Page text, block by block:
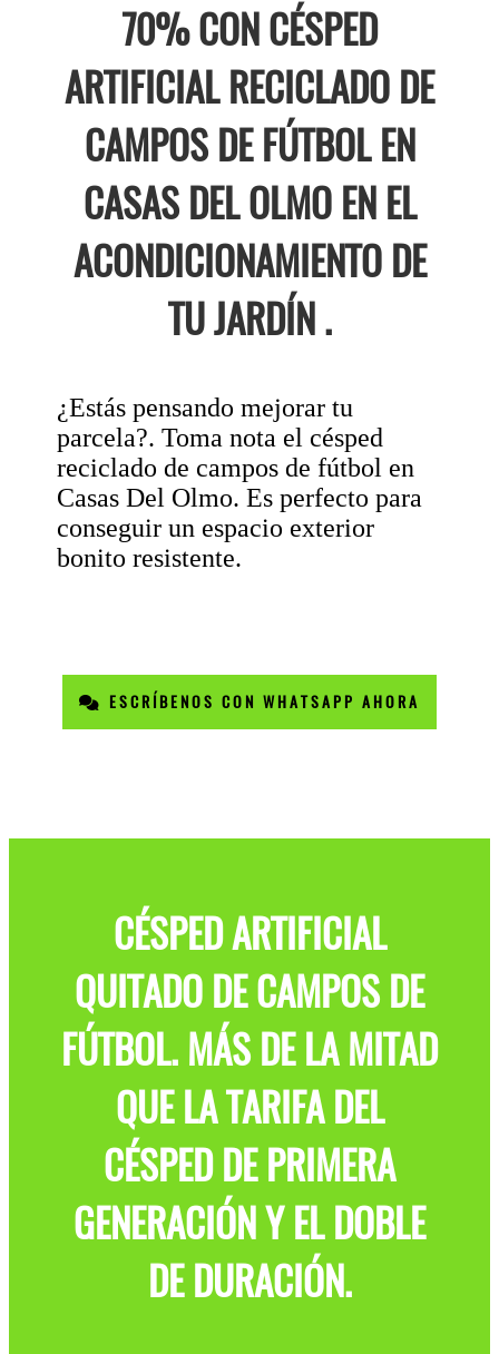
70% CON CÉSPED
ARTIFICIAL RECICLADO DE
CAMPOS DE FÚTBOL EN
CASAS DEL OLMO EN EL
ACONDICIONAMIENTO DE
TU JARDÍN .
¿Estás pensando mejorar tu
parcela?. Toma nota el césped
reciclado de campos de fútbol en
Casas Del Olmo. Es perfecto para
conseguir un espacio exterior
bonito resistente.
ESCRÍBENOS CON WHATSAPP AHORA
CÉSPED ARTIFICIAL
QUITADO DE CAMPOS DE
FÚTBOL. MÁS DE LA MITAD
QUE LA TARIFA DEL
CÉSPED DE PRIMERA
GENERACIÓN Y EL DOBLE
DE DURACIÓN.